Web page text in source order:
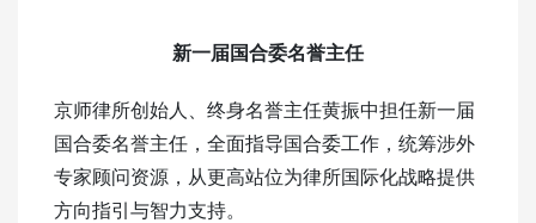
新一届国合委名誉主任
京师律所创始人、终身名誉主任黄振中担任新一届
国合委名誉主任，全面指导国合委工作，统筹涉外
专家顾问资源，从更高站位为律所国际化战略提供
方向指引与智力支持。